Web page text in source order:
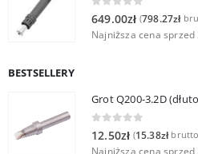
649.00zł (798.27zł
Najniższa cena sprzed
BESTSELLERY
Grot Q200-3.2D
0out of 5
12.50zł (15.38zł